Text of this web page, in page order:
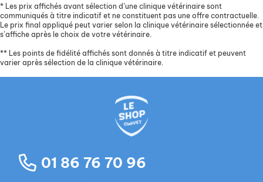
* Les prix affichés avant sélection d’une clinique vétérinaire sont
communiqués à titre indicatif et ne constituent pas une offre contractuelle.
Le prix final appliqué peut varier selon la clinique vétérinaire sélectionnée et
s’affiche après le choix de votre vétérinaire.
** Les points de fidélité affichés sont donnés à titre indicatif et peuvent
varier après sélection de la clinique vétérinaire.
01 86 76 70 96